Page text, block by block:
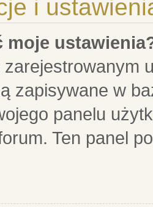
i
moje
zapisywane w
panelu
Ten panel